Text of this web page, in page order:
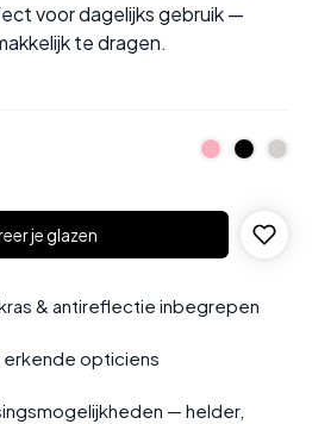
voor dagelijks gebruik —
te dragen.
je glazen
& antireflectie inbegrepen
opticiens
— helder,